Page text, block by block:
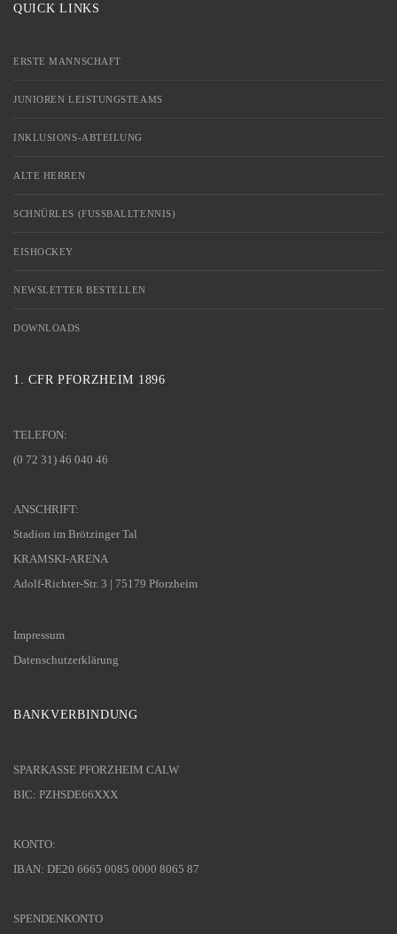
QUICK LINKS
ERSTE MANNSCHAFT
JUNIOREN LEISTUNGSTEAMS
INKLUSIONS-ABTEILUNG
ALTE HERREN
SCHNÜRLES (FUSSBALLTENNIS)
EISHOCKEY
NEWSLETTER BESTELLEN
DOWNLOADS
1. CFR PFORZHEIM 1896
TELEFON:
(0 72 31) 46 040 46
ANSCHRIFT:
Stadion im Brötzinger Tal
KRAMSKI-ARENA
Adolf-Richter-Str. 3 | 75179 Pforzheim
Impressum
Datenschutzerklärung
BANKVERBINDUNG
SPARKASSE PFORZHEIM CALW
BIC: PZHSDE66XXX
KONTO:
IBAN: DE20 6665 0085 0000 8065 87
SPENDENKONTO